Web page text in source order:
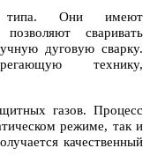
типа. Они имеют
сваривать
дуговую сварку.
технику,
газов. Процесс
режиме, так и
качественный